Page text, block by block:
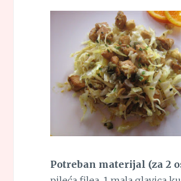
Potreban materijal (za 2